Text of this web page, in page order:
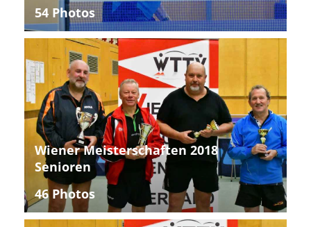
54 Photos
Wiener Meisterschaften 2018
Senioren
46 Photos